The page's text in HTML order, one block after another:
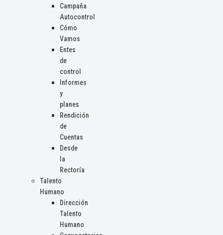
Campaña
Autocontrol
Cómo
Vamos
Entes
de
control
Informes
y
planes
Rendición
de
Cuentas
Desde
la
Rectoría
Talento
Humano
Dirección
Talento
Humano